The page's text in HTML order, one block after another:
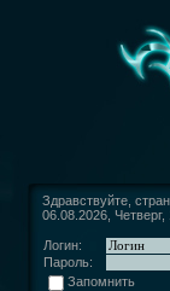
Здравствуйте,
06.08.2026, Четверг,
Логин:
Пароль:
Запомнить